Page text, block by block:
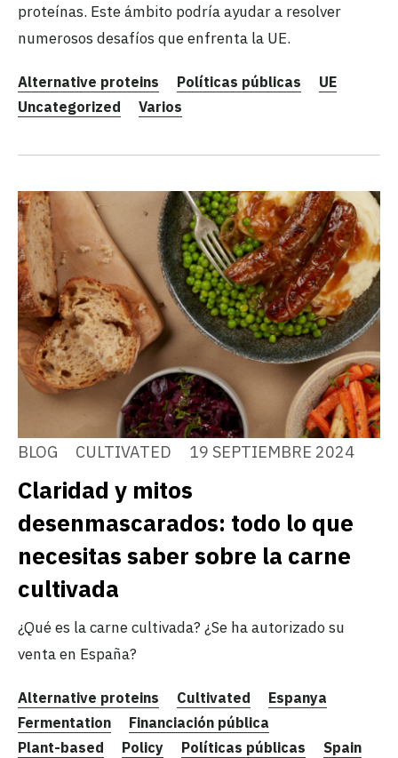
proteínas. Este ámbito podría ayudar a resolver
numerosos desafíos que enfrenta la UE.
Alternative proteins Políticas públicas
UE
Uncategorized
Varios
BLOG CULTIVATED 19 SEPTIEMBRE 2024
Claridad y mitos
desenmascarados: todo lo que
necesitas saber sobre la carne
cultivada
¿Qué es la carne cultivada? ¿Se ha autorizado su
venta en España?
Alternative proteins Cultivated
Espanya
Fermentation
Financiación pública
Plant-based
Policy Políticas públicas
Spain